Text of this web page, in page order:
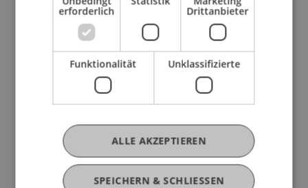
ISBN:978-3-99071-459-1
Die Autorin im Interview
erforderlich Drittanbieter
Funktionalität Unklassifizierte
SPEICHERN & SCHLIESSEN
ALLE AKZEPTIEREN